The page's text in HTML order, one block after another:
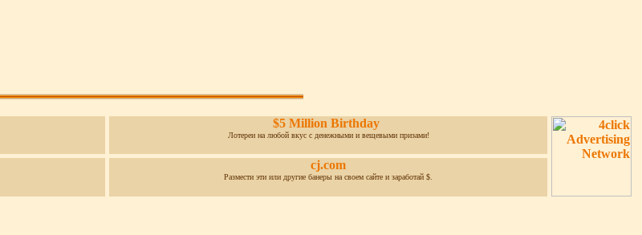
$5 Million Birthday
Лотереи на любой вкус с денежными и вещевыми призами!
cj.com
Размести эти или другие банеры на своем сайте и заработай $.